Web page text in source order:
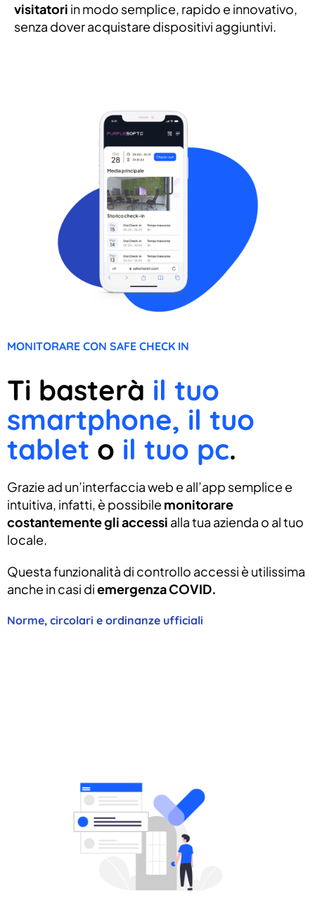
visitatori in modo semplice, rapido e innovativo,
senza dover acquistare dispositivi aggiuntivi.
MONITORARE CON SAFE CHECK IN
Ti basterà il tuo
smartphone, il tuo
tablet o il tuo pc.
Grazie ad un’interfaccia web e all’app semplice e
intuitiva, infatti, è possibile monitorare
costantemente gli accessi alla tua azienda o al tuo
locale.
Questa funzionalità di controllo accessi è utilissima
anche in casi diemergenza COVID.
Norme, circolari e ordinanze ufficiali